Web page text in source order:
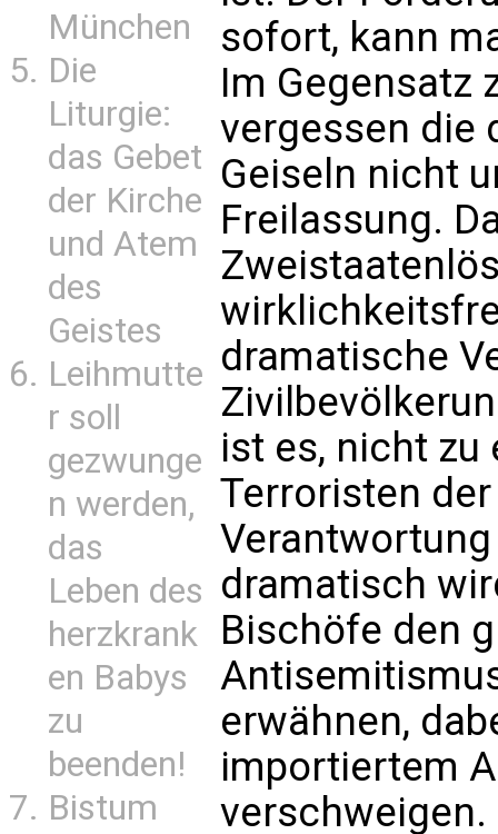
München
Die
Liturgie:
das Gebet
der Kirche
und Atem
des
Geistes
Leihmutte
r soll
gezwunge
n werden,
das
Leben des
herzkrank
en Babys
zu
beenden!
Bistum
sofort, kann
Im Gegensatz
vergessen die
Geiseln nicht
Freilassung.
dramatische
ist es, nicht zu
Terroristen
dramatisch
Bischöfe den
erwähnen,
importiertem
verschweigen.